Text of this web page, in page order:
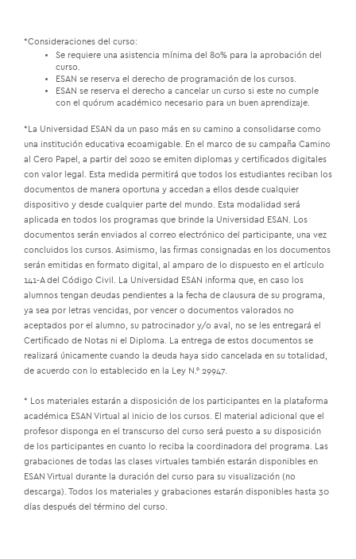
*Consideraciones del curso:
Se requiere una asistencia mínima del 80% para la aprobación del
curso.
ESAN se reserva el derecho de programación de los cursos.
ESAN se reserva el derecho a cancelar un curso si este no cumple
con el quórum académico necesario para un buen aprendizaje.
*La Universidad ESAN da un paso más en su camino a consolidarse como
una institución educativa ecoamigable. En el marco de su campaña Camino
al Cero Papel, a partir del 2020 se emiten diplomas y certificados digitales
con valor legal. Esta medida permitirá que todos los estudiantes reciban los
documentos de manera oportuna y accedan a ellos desde cualquier
dispositivo y desde cualquier parte del mundo. Esta modalidad será
aplicada en todos los programas que brinde la Universidad ESAN. Los
documentos serán enviados al correo electrónico del participante, una vez
concluidos los cursos. Asimismo, las firmas consignadas en los documentos
serán emitidas en formato digital, al amparo de lo dispuesto en el artículo
141-A del Código Civil. La Universidad ESAN informa que, en caso los
alumnos tengan deudas pendientes a la fecha de clausura de su programa,
ya sea por letras vencidas, por vencer o documentos valorados no
aceptados por el alumno, su patrocinador y/o aval, no se les entregará el
Certificado de Notas ni el Diploma. La entrega de estos documentos se
realizará únicamente cuando la deuda haya sido cancelada en su totalidad,
de acuerdo con lo establecido en la Ley N.° 29947.
* Los materiales estarán a disposición de los participantes en la plataforma
académica ESAN Virtual al inicio de los cursos. El material adicional que el
profesor disponga en el transcurso del curso será puesto a su disposición
de los participantes en cuanto lo reciba la coordinadora del programa. Las
grabaciones de todas las clases virtuales también estarán disponibles en
ESAN Virtual durante la duración del curso para su visualización (no
descarga). Todos los materiales y grabaciones estarán disponibles hasta 30
días después del término del curso.